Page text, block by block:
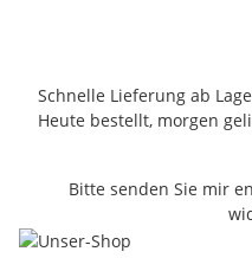
Schnelle Lieferung ab
Heute bestellt, morgen
Bitte senden Sie mir